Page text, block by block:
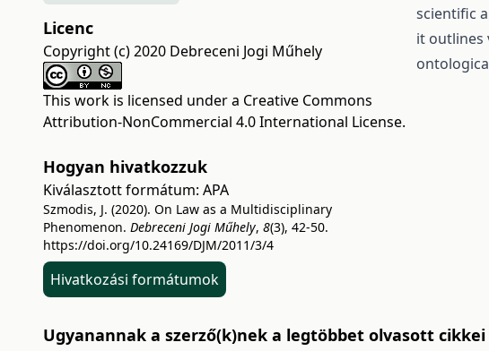
Licenc
Copyright (c) 2020 Debreceni Jogi Műhely
This work is licensed under a Creative Commons
Attribution-NonCommercial 4.0 International License.
Hogyan hivatkozzuk
Kiválasztott formátum: APA
Szmodis, J. (2020). On Law as a Multidisciplinary
Phenomenon. Debreceni Jogi Műhely, 8(3), 42-50.
https://doi.org/10.24169/DJM/2011/3/4
Hivatkozási formátumok
scientific
it outlines
Ugyanannak a szerző(k)nek a legtöbbet olvasott cikkei